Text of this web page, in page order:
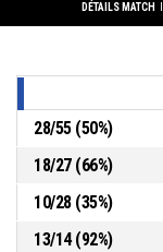
DÉTAILS MATCH
28/55(50%)
18/27(66%)
10/28(35%)
13/14(92%)